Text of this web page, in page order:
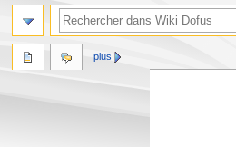
plus